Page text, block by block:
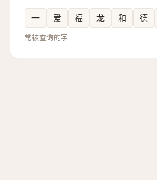
一 爱 福 龙 和 德
常被查询的字